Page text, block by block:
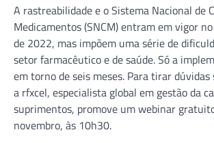
A rastreabilidade e o Sistema Nacional de
Medicamentos (SNCM) entram em vigor
de 2022, mas impõem uma série de
setor farmacêutico e de saúde. Só a
em torno de seis meses. Para tirar dúvidas
a rfxcel, especialista global em gestão da
suprimentos, promove um webinar
novembro, às 10h30.